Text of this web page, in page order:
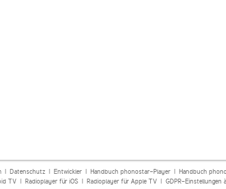
| Datenschutz| Entwickler| Handbuch phonostar-Player| Handbuch
TV| Radioplayer für iOS| Radioplayer für Apple TV| GDPR-Einstellungen